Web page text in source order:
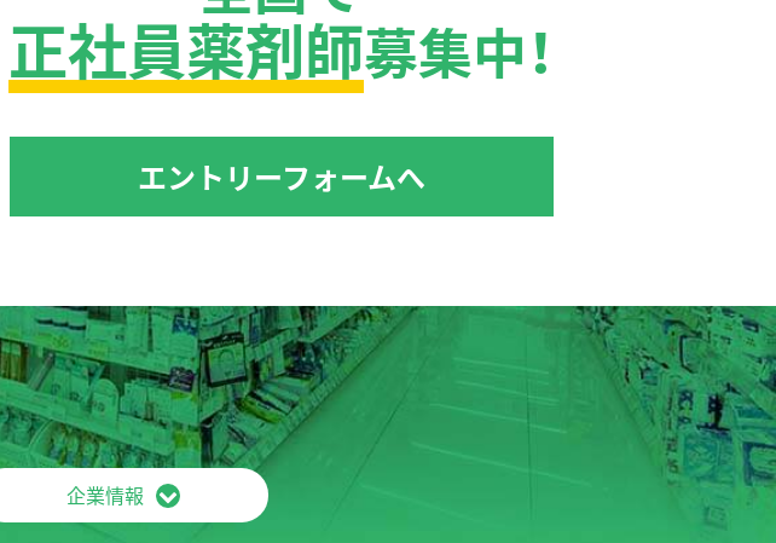
正社員薬剤師募集中！
エントリーフォームへ
企業情報